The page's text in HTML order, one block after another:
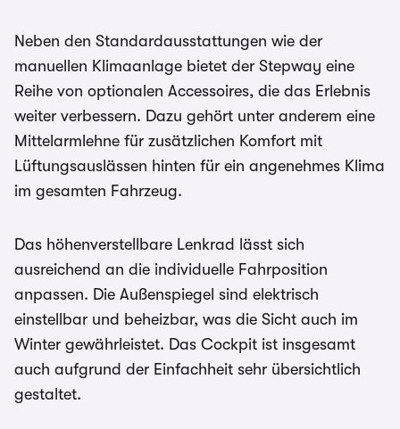
Neben den Standardausstattungen wie der
manuellen Klimaanlage bietet der Stepway eine
Reihe von optionalen Accessoires, die das Erlebnis
weiter verbessern. Dazu gehört unter anderem eine
Mittelarmlehne für zusätzlichen Komfort mit
Lüftungsauslässen hinten für ein angenehmes Klima
im gesamten Fahrzeug.
Das höhenverstellbare Lenkrad lässt sich
ausreichend an die individuelle Fahrposition
anpassen. Die Außenspiegel sind elektrisch
einstellbar und beheizbar, was die Sicht auch im
Winter gewährleistet. Das Cockpit ist insgesamt
auch aufgrund der Einfachheit sehr übersichtlich
gestaltet.